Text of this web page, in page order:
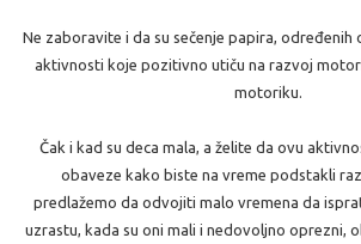
Ne zaboravite i da su sečenje papira, određenih
aktivnosti koje pozitivno utiču na razvoj
motoriku.
Čak i kad su deca mala, a želite da ovu
obaveze kako biste na vreme podstakli
predlažemo da odvojiti malo vremena da
uzrastu, kada su oni mali i nedovoljno oprezni,